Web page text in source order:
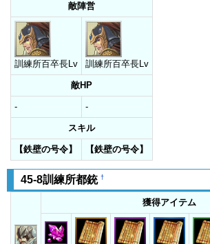
敵陣営
訓練所百卒長Lv 訓練所百卒長Lv
敵HP
- -
スキル
【鉄壁の号令】 【鉄壁の号令】
45-8訓練所都銃 †
獲得アイテム